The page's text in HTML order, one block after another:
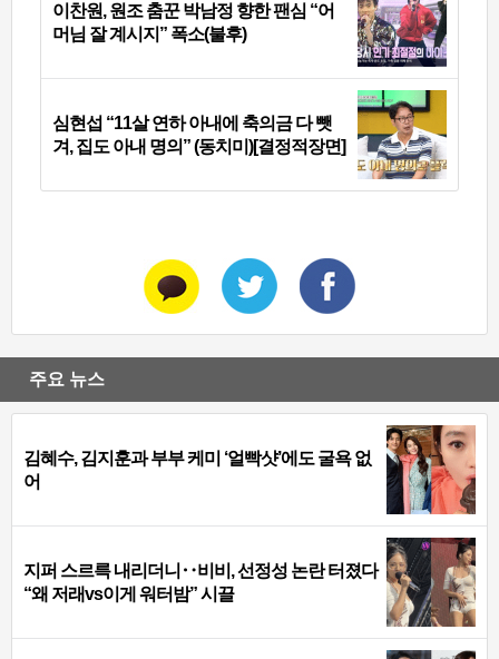
이찬원, 원조 춤꾼 박남정 향한 팬심 “어
머님 잘 계시지” 폭소(불후)
심현섭 “11살 연하 아내에 축의금 다 뺏
겨, 집도 아내 명의” (동치미)[결정적장면]
주요 뉴스
김혜수, 김지훈과 부부 케미 ‘얼빡샷’에도 굴욕 없
어
지퍼 스르륵 내리더니‥비비, 선정성 논란 터졌다
“왜 저래vs이게 워터밤” 시끌